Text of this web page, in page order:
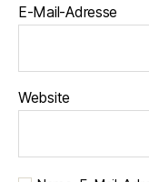
E-Mail-Adresse
Website